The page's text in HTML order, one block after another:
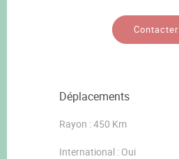
Contacter
Déplacements
Rayon : 450 Km
International : Oui